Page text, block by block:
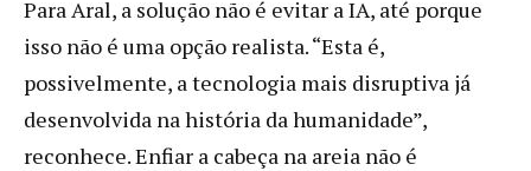
Para Aral, a solução não é evitar a IA, até porque
isso não é uma opção realista. “Esta é,
possivelmente, a tecnologia mais disruptiva já
desenvolvida na história da humanidade”,
reconhece. Enfiar a cabeça na areia não é